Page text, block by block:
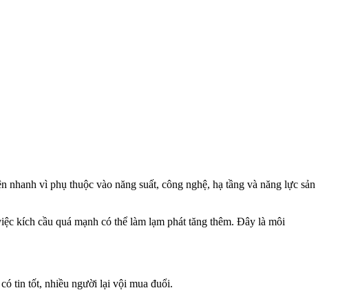
nhanh vì phụ thuộc vào năng suất, công nghệ, hạ tầng và năng lực sản
kích cầu quá mạnh có thể làm lạm phát tăng thêm. Đây là môi
tin tốt, nhiều người lại vội mua đuổi.